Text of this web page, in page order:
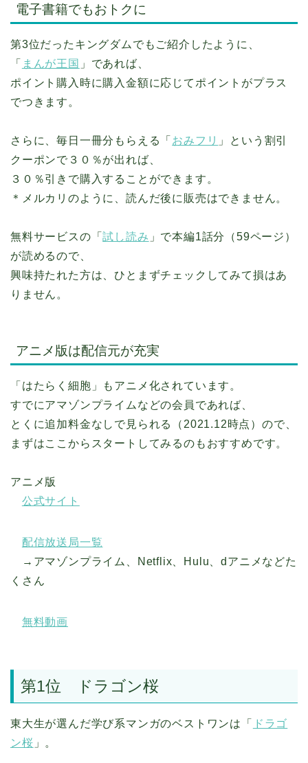
電子書籍でもおトクに
第3位だったキングダムでもご紹介したように、
「 まんが王国 」であれば、
ポイント購入時に購入金額に応じてポイントがプラス
でつきます。
さらに、毎日一冊分もらえる「 おみフリ 」という割引
クーポンで３０％が出れば、
３０％引きで購入することができます。
＊メルカリのように、読んだ後に販売はできません。
無料サービスの「試し読み 」で本編1話分（59ページ）
が読めるので、
興味持たれた方は、ひとまずチェックしてみて損はあ
りません。
アニメ版は配信元が充実
「はたらく細胞」もアニメ化されています。
すでにアマゾンプライムなどの会員であれば、
とくに追加料金なしで見られる（2021.12時点）ので、
まずはここからスタートしてみるのもおすすめです。
アニメ版
公式サイト
配信放送局一覧
→アマゾンプライム、Netflix、Hulu、dアニメなどた
くさん
無料動画
第1位 ドラゴン桜
東大生が選んだ学び系マンガのベストワンは「
ドラゴ
ン桜 」。